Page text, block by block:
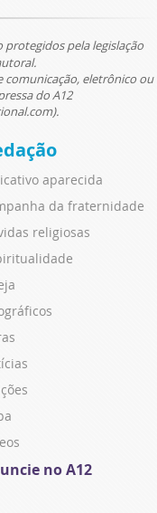
protegidos pela legislação
eletrônico ou
do A12
aparecida
da fraternidade
religiosas
no A12